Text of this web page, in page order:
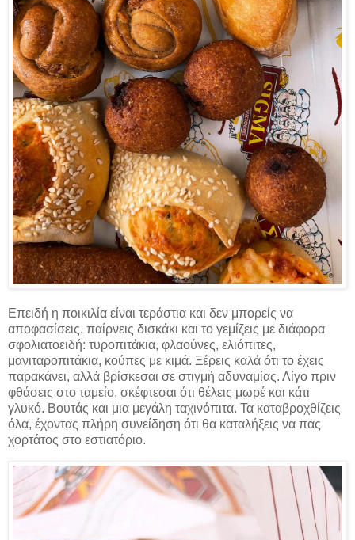
Επειδή η ποικιλία είναι τεράστια και δεν μπορείς να
αποφασίσεις, παίρνεις δισκάκι και το γεμίζεις με διάφορα
σφολιατοειδή: τυροπιτάκια, φλαούνες, ελιόπιτες,
μανιταροπιτάκια, κούπες με κιμά. Ξέρεις καλά ότι το έχεις
παρακάνει, αλλά βρίσκεσαι σε στιγμή αδυναμίας. Λίγο πριν
φθάσεις στο ταμείο, σκέφτεσαι ότι θέλεις μωρέ και κάτι
γλυκό. Βουτάς και μια μεγάλη ταχινόπιτα. Τα καταβροχθίζεις
όλα, έχοντας πλήρη συνείδηση ότι θα καταλήξεις να πας
χορτάτος στο εστιατόριο.